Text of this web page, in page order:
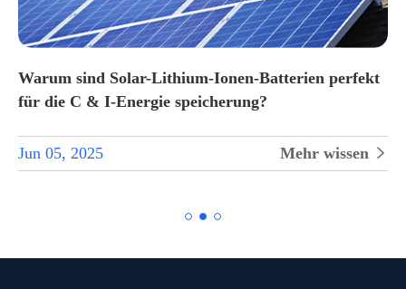
Warum sind Solar-Lithium-Ionen-Batterien perfekt
für die C & I-Energie speicherung?
Jun 05, 2025 Mehr wissen 